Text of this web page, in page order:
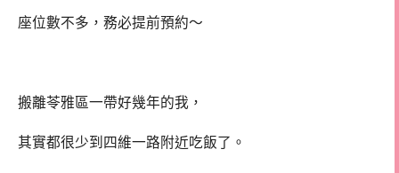
座位數不多，務必提前預約～
搬離苓雅區一帶好幾年的我，
其實都很少到四維一路附近吃飯了。